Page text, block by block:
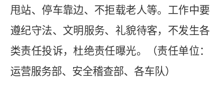
甩站、停车靠边、不拒载老人等。工作中要
遵纪守法、文明服务、礼貌待客，不发生各
类责任投诉，杜绝责任曝光。（责任单位：
运营服务部、安全稽查部、各车队）